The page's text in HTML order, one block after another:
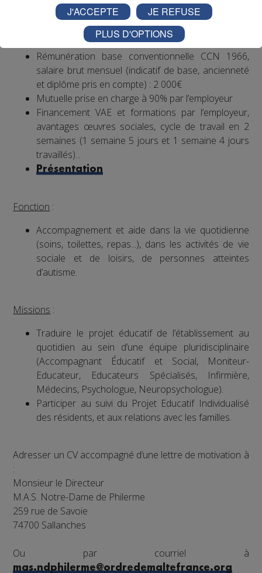
Conditions:
CDI, 35h hebdomadaires, travail 1 weekend /2
(prime les dimanches travaillés)
Rémunération base conventionnelle CCN 1966,
salaire brut mensuel (indicatif de base, ancienneté
et diplôme pris en compte) : 2 000€
Mutuelle prise en charge à 90% par l’employeur
Financement VAE et formations par l’employeur,
avantages œuvres sociales, cycle de travail en 2
semaines (1 semaine 5 jours et 1 semaine 4 jours
travaillés)...
Présentation
Fonction :
Accompagnement et aide dans la vie quotidienne
(soins, toilettes, repas...), dans les activités de vie
sociale et de loisirs, de personnes atteintes
d’autisme.
Missions :
Traduire le projet éducatif de l’établissement au
quotidien au sein d’une équipe pluridisciplinaire
(Accompagnant Éducatif et Social, Moniteur-
Educateur, Educateurs Spécialisés, Infirmière,
Médecins, Psychologue, Neuropsychologue).
Participer au suivi du Projet Educatif Individualisé
des résidents, et aux relations avec les familles.
Adresser un CV accompagné d’une lettre de motivation à
:
Monsieur le Directeur
M.A.S. Notre-Dame de Philerme
259 rue de Savoie
74700 Sallanches
Ou par courriel à
mas.ndphilerme@ordredemaltefrance.org
J'ACCEPTE
JE REFUSE
PLUS D'OPTIONS